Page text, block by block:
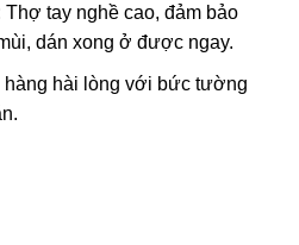
Thợ tay nghề cao, đảm bảo
dán xong ở được ngay.
hàng hài lòng với bức tường